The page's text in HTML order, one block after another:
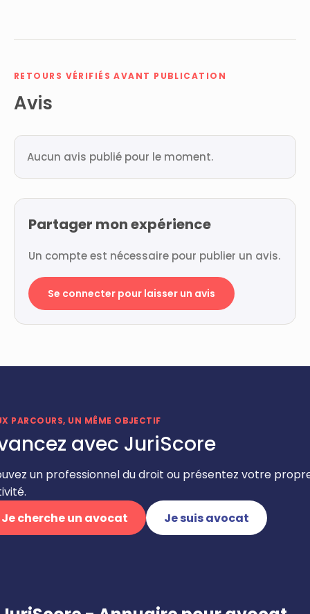
RETOURS VÉRIFIÉS AVANT PUBLICATION
Avis
Aucun avis publié pour le moment.
Partager mon expérience
Un compte est nécessaire pour publier un avis.
Se connecter pour laisser un avis
PARCOURS, UN MÊME OBJECTIF
avec JuriScore
un professionnel du droit ou présentez votre
Je cherche un avocat
Je suis avocat